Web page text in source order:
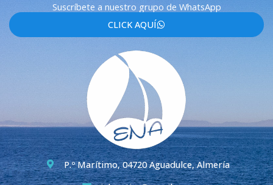
P.º Marítimo, 04720 Aguadulce, Almería
Suscríbete a nuestro grupo de WhatsApp
CLICK AQUÍ